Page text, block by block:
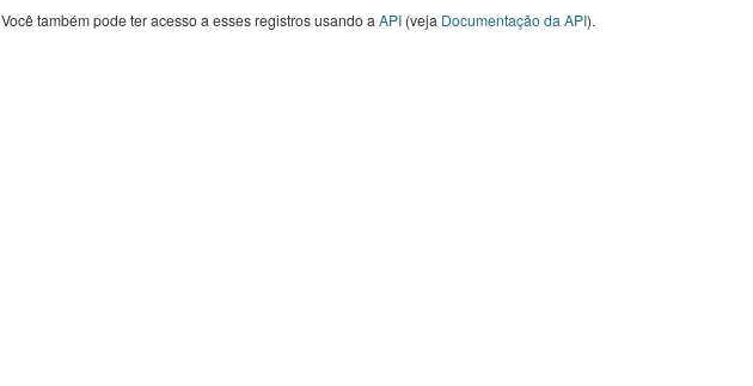
Você também pode ter acesso a esses registros usando a API(veja Documentação da API).